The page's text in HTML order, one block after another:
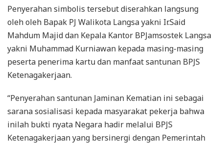
Penyerahan simbolis tersebut diserahkan langsung
oleh oleh Bapak PJ Walikota Langsa yakni Ir.Said
Mahdum Majid dan Kepala Kantor BPJamsostek Langsa
yakni Muhammad Kurniawan kepada masing-masing
peserta penerima kartu dan manfaat santunan BPJS
Ketenagakerjaan.
“Penyerahan santunan Jaminan Kematian ini sebagai
sarana sosialisasi kepada masyarakat pekerja bahwa
inilah bukti nyata Negara hadir melalui BPJS
Ketenagakerjaan yang bersinergi dengan Pemerintah